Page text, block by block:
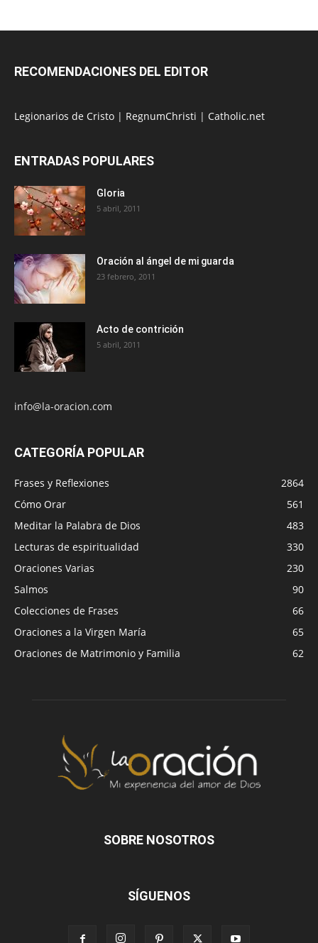
RECOMENDACIONES DEL EDITOR
Legionarios de Cristo | RegnumChristi | Catholic.net
ENTRADAS POPULARES
Gloria
5 abril, 2011
Oración al ángel de mi guarda
23 febrero, 2011
Acto de contrición
5 abril, 2011
info@la-oracion.com
CATEGORÍA POPULAR
Frases y Reflexiones
2864
Cómo Orar
561
Meditar la Palabra de Dios
483
Lecturas de espiritualidad
330
Oraciones Varias
230
Salmos
90
Colecciones de Frases
66
Oraciones a la Virgen María
65
Oraciones de Matrimonio y Familia
62
SOBRE NOSOTROS
SÍGUENOS